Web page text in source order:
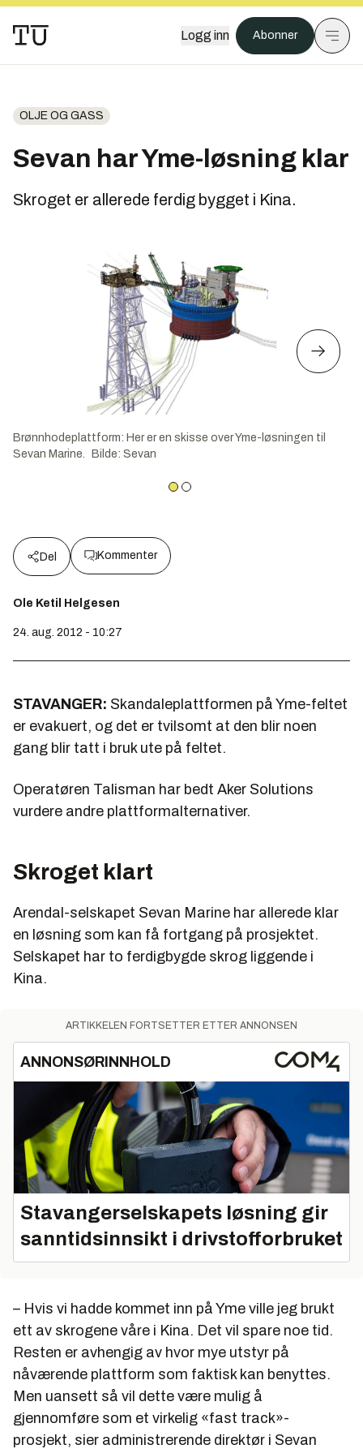
Logg inn Abonner
OLJE OG GASS
Sevan har Yme-løsning klar
Skroget er allerede ferdig bygget i Kina.
Brønnhodeplattform: Her er en skisse over Yme-løsningen til
Sevan Marine.
Bilde: Sevan
Del Kommenter
Ole Ketil Helgesen
24. aug. 2012 - 10:27
STAVANGER: Skandaleplattformen på Yme-feltet
er evakuert, og det er tvilsomt at den blir noen
gang blir tatt i bruk ute på feltet.
Operatøren Talisman har bedt Aker Solutions
vurdere andre plattformalternativer.
Skroget klart
Arendal-selskapet Sevan Marine har allerede klar
en løsning som kan få fortgang på prosjektet.
Selskapet har to ferdigbygde skrog liggende i
Kina.
ARTIKKELEN FORTSETTER ETTER ANNONSEN
ANNONSØRINNHOLD
Stavangerselskapets løsning gir
sanntidsinnsikt i drivstofforbruket
– Hvis vi hadde kommet inn på Yme ville jeg brukt
ett av skrogene våre i Kina. Det vil spare noe tid.
Resten er avhengig av hvor mye utstyr på
nåværende plattform som faktisk kan benyttes.
Men uansett så vil dette være mulig å
gjennomføre som et virkelig «fast track»-
prosjekt, sier administrerende direktør i Sevan